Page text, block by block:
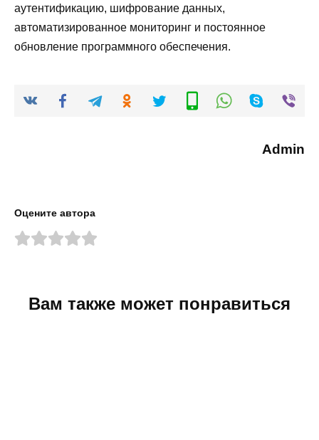
аутентификацию, шифрование данных,
автоматизированное мониторинг и постоянное
обновление программного обеспечения.
Admin
Оцените автора
Вам также может понравиться